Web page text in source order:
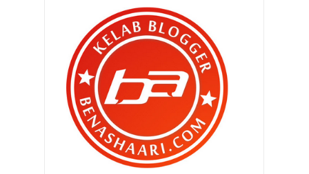
September 2012(260)
►Ogos 2012(210)
▼
Julai 2012
Terlepas saat terindah ? Rugi ..
Pasang MyDistress untuk
keselamatan kita ..
Patutlah si isteri serabai jer ..
Patutlah ..